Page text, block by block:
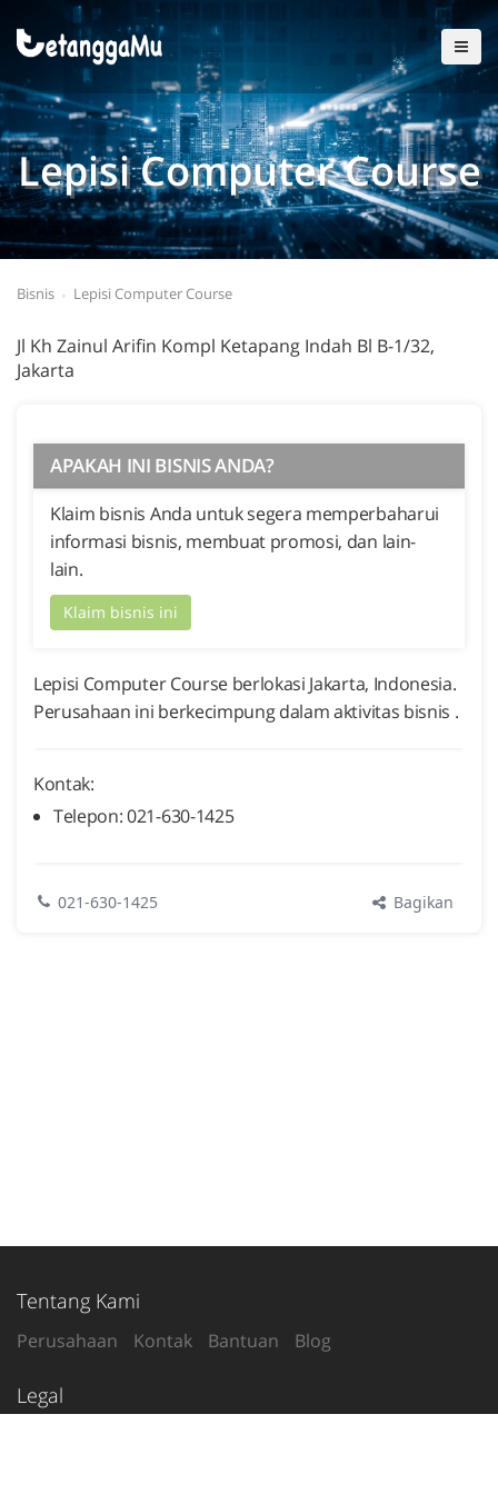
Lepisi Computer Course
Bisnis Lepisi Computer Course
Jl Kh Zainul Arifin Kompl Ketapang Indah Bl B-1/32,
Jakarta
APAKAH INI BISNIS ANDA?
Klaim bisnis Anda untuk segera memperbaharui
informasi bisnis, membuat promosi, dan lain-
lain.
Klaim bisnis ini
Lepisi Computer Course berlokasi Jakarta, Indonesia.
Perusahaan ini berkecimpung dalam aktivitas bisnis .
Kontak:
Telepon: 021-630-1425
021-630-1425 Bagikan
Tentang Kami
Perusahaan Kontak Bantuan Blog
Legal